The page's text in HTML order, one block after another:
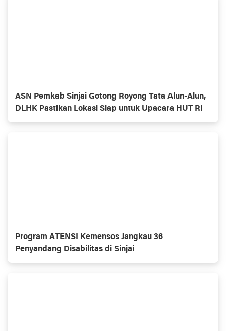
ASN Pemkab Sinjai Gotong Royong Tata Alun-Alun,
DLHK Pastikan Lokasi Siap untuk Upacara HUT RI
Program ATENSI Kemensos Jangkau 36
Penyandang Disabilitas di Sinjai